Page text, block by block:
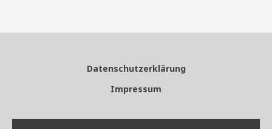
Datenschutzerklärung
Impressum